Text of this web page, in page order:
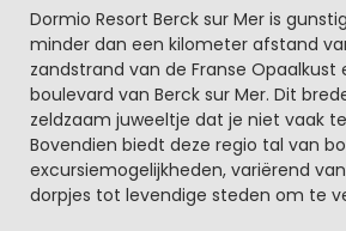
Beschrijving
Dormio Resort Berck sur Mer is
minder dan een kilometer afstand
zandstrand van de Franse Opaalkust
boulevard van Berck sur Mer. Dit
zeldzaam juweeltje dat je niet vaak
Bovendien biedt deze regio tal van
excursiemogelijkheden, variërend
dorpjes tot levendige steden om te